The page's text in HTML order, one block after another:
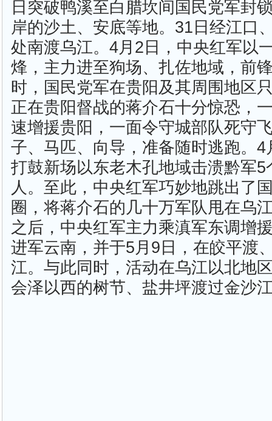
日突破鸭溪至白腊坎间国民党军封
岸的沙土、安底等地。31日经江口
处南渡乌江。4月2日，中央红军以
烽，主力进至狗场、扎佐地域，前
时，国民党军在贵阳及其周围地区
正在贵阳督战的蒋介石十分惊恐，
速增援贵阳，一面令守城部队死守
子、马匹、向导，准备随时逃跑。
打鼓新场以东老木孔地域击溃黔军
人。至此，中央红军巧妙地跳出了
圈，将蒋介石的几十万军队甩在乌
之后，中央红军主力乘滇军东调增
进军云南，并于5月9日，在皎平渡
江。与此同时，活动在乌江以北地
会泽以西的树节、盐井坪渡过金沙